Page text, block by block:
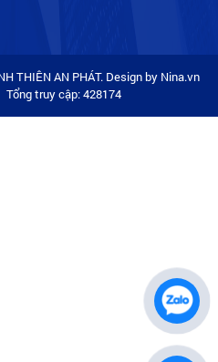
THIÊN AN PHÁT. Design by Nina.vn
Tổng truy cập: 428174